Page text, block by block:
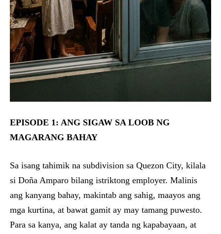
EPISODE 1: ANG SIGAW SA LOOB NG
MAGARANG BAHAY
Sa isang tahimik na subdivision sa Quezon City, kilala
si Doña Amparo bilang istriktong employer. Malinis
ang kanyang bahay, makintab ang sahig, maayos ang
mga kurtina, at bawat gamit ay may tamang puwesto.
Para sa kanya, ang kalat ay tanda ng kapabayaan, at